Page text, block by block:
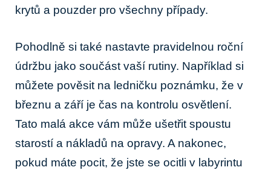
krytů a pouzder pro všechny případy.
Pohodlně ⁤si ‌také nastavte pravidelnou roční⁣
údržbu jako součást vaší rutiny. Například ‌si
můžete pověsit⁤ na ‌ledničku poznámku,⁤ že⁤ v
březnu​ a září je ‍čas na kontrolu ⁣osvětlení.
Tato malá akce vám může ušetřit‍ spoustu‌
starostí⁣ a ‍nákladů na opravy. A nakonec,
pokud ⁣máte pocit, ⁢že jste se ocitli v labyrintu